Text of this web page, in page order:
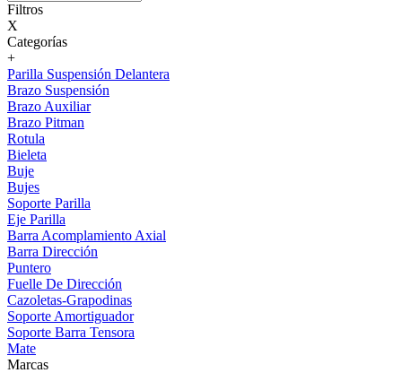
Filtros
X
Categorías
+
Parilla Suspensión Delantera
Brazo Suspensión
Brazo Auxiliar
Brazo Pitman
Rotula
Bieleta
Buje
Bujes
Soporte Parilla
Eje Parilla
Barra Acomplamiento Axial
Barra Dirección
Puntero
Fuelle De Dirección
Cazoletas-Grapodinas
Soporte Amortiguador
Soporte Barra Tensora
Mate
Marcas